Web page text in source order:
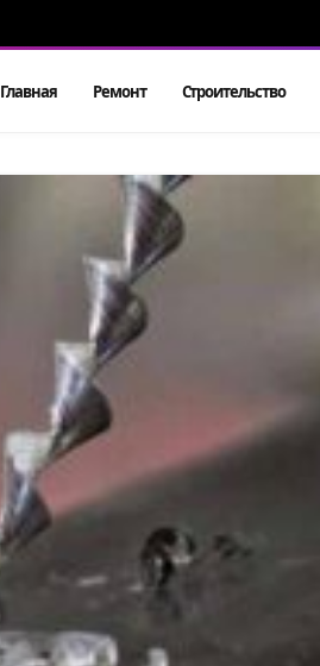
Главная Ремонт Строительство